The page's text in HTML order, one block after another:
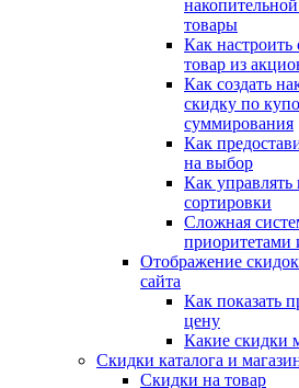
товары
Как
товар из
Как создать
скидку по
суммирования
Как
на выбор
Как
сортировки
Сложная
приоритетами
Отображение
сайта
Как показать
цену
Какие скидки
Скидки каталога и
Скидки на товар